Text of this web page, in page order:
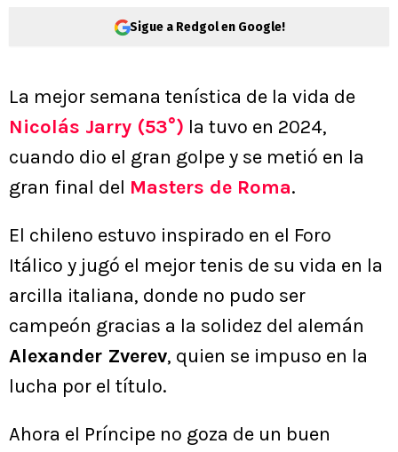
Sigue a Redgol en Google!
La mejor semana tenística de la vida de
Nicolás Jarry (53°) la tuvo en 2024,
cuando dio el gran golpe y se metió en la
gran final del Masters de Roma.
El chileno estuvo inspirado en el Foro
Itálico y jugó el mejor tenis de su vida en la
arcilla italiana, donde no pudo ser
campeón gracias a la solidez del alemán
Alexander Zverev, quien se impuso en la
lucha por el título.
Ahora el Príncipe no goza de un buen